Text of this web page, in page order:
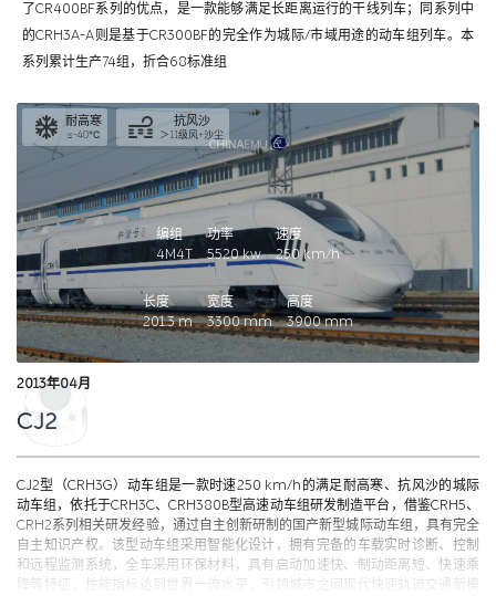
了CR400BF系列的优点，是一款能够满足长距离运行的干线列车；同系列中
的CRH3A-A则是基于CR300BF的完全作为城际/市域用途的动车组列车。本
系列累计生产74组，折合68标准组
耐高寒
≤-40℃
抗风沙
＞11级风+沙尘
编组
4M4T
功率
5520kw
速度
250km/h
长度
201.3m
宽度
3300mm
高度
3900mm
2013年04月
CJ2
CJ2型（CRH3G）动车组是一款时速250 km/h的满足耐高寒、抗风沙的城际
动车组，依托于CRH3C、CRH380B型高速动车组研发制造平台，借鉴CRH5、
CRH2系列相关研发经验，通过自主创新研制的国产新型城际动车组，具有完全
自主知识产权。该型动车组采用智能化设计，拥有完备的车载实时诊断、控制
和远程监测系统，全车采用环保材料，具有启动加速快、制动距离短、快速乘
降等特征，性能指标达到世界一流水平，引领城市之间现代快速轨道交通新模